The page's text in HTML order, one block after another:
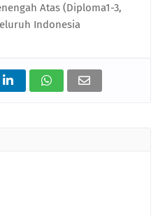
Atas (Diploma1-3,
Indonesia